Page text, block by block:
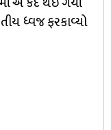
ધ્વજ ફરકાવ્યો